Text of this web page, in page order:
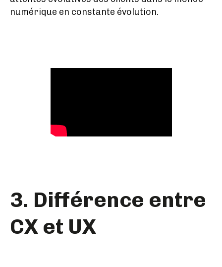
numérique en constante évolution.
3. Différence entre
CX et UX